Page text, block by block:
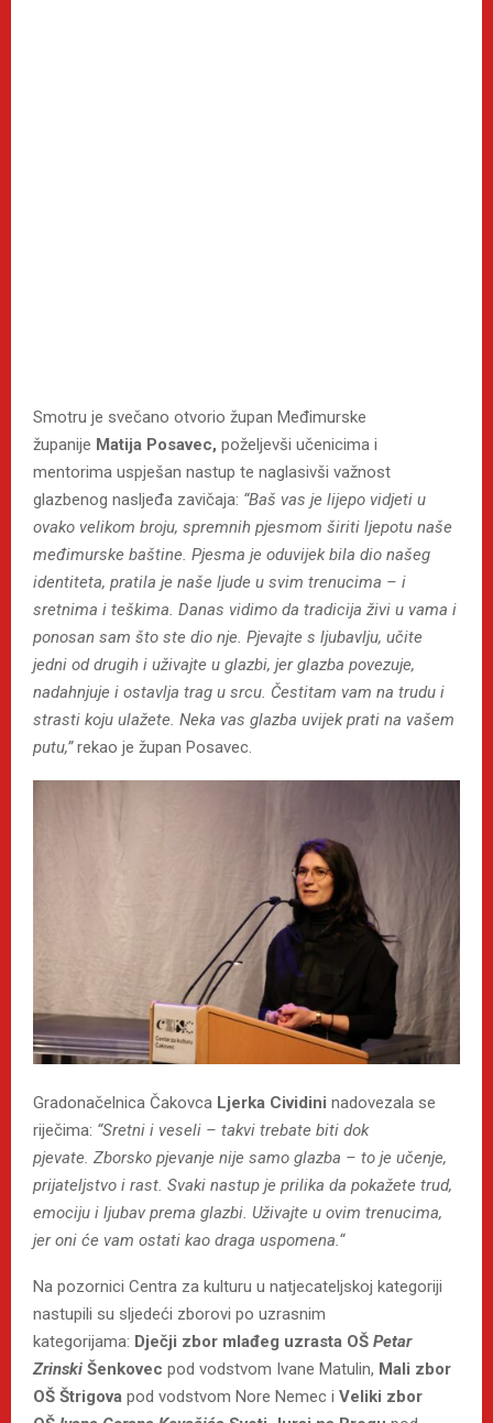
Smotru je svečano otvorio župan Međimurske
županije Matija Posavec, poželjevši učenicima i
mentorima uspješan nastup te naglasivši važnost
glazbenog nasljeđa zavičaja: “Baš vas je lijepo vidjeti u
ovako velikom broju, spremnih pjesmom širiti ljepotu naše
međimurske baštine. Pjesma je oduvijek bila dio našeg
identiteta, pratila je naše ljude u svim trenucima – i
sretnima i teškima. Danas vidimo da tradicija živi u vama i
ponosan sam što ste dio nje. Pjevajte s ljubavlju, učite
jedni od drugih i uživajte u glazbi, jer glazba povezuje,
nadahnjuje i ostavlja trag u srcu. Čestitam vam na trudu i
strasti koju ulažete. Neka vas glazba uvijek prati na vašem
putu,”rekao je župan Posavec.
Gradonačelnica Čakovca Ljerka Cividini nadovezala se
riječima: “Sretni i veseli – takvi trebate biti dok
pjevate. Zborsko pjevanje nije samo glazba – to je učenje,
prijateljstvo i rast. Svaki nastup je prilika da pokažete trud,
emociju i ljubav prema glazbi. Uživajte u ovim trenucima,
jer oni će vam ostati kao draga uspomena.“
Na pozornici Centra za kulturu u natjecateljskoj kategoriji
nastupili su sljedeći zborovi po uzrasnim
kategorijama: Dječji zbor mlađeg uzrasta OŠ Petar
Zrinski Šenkovec pod vodstvom Ivane Matulin, Mali zbor
OŠ Štrigova pod vodstvom Nore Nemec i Veliki zbor